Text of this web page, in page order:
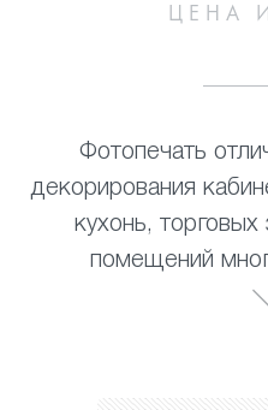
ЦЕНА
Фотопечать
декорирования
кухонь,
помещений